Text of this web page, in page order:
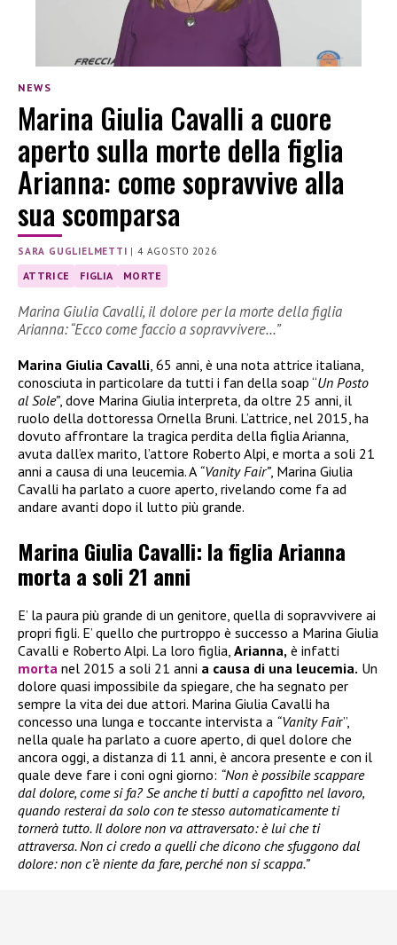
NEWS
Marina Giulia Cavalli a cuore
aperto sulla morte della figlia
Arianna: come sopravvive alla
sua scomparsa
SARA GUGLIELMETTI |4 AGOSTO 2026
ATTRICE FIGLIA MORTE
Marina Giulia Cavalli, il dolore per la morte della figlia
Arianna: “Ecco come faccio a sopravvivere…”
Marina Giulia Cavalli , 65 anni, è una nota attrice italiana,
conosciuta in particolare da tutti i fan della soap “Un Posto
al Sole”, dove Marina Giulia interpreta, da oltre 25 anni, il
ruolo della dottoressa Ornella Bruni. L’attrice, nel 2015, ha
dovuto affrontare la tragica perdita della figlia Arianna,
avuta dall’ex marito, l’attore Roberto Alpi, e morta a soli 21
anni a causa di una leucemia. A “Vanity Fair”, Marina Giulia
Cavalli ha parlato a cuore aperto, rivelando come fa ad
andare avanti dopo il lutto più grande.
Marina Giulia Cavalli: la figlia Arianna
morta a soli 21 anni
E’ la paura più grande di un genitore, quella di sopravvivere ai
propri figli. E’ quello che purtroppo è successo a Marina Giulia
Cavalli e Roberto Alpi. La loro figlia, Arianna, è infatti
morta nel 2015 a soli 21 anni a causa di una leucemia. Un
dolore quasi impossibile da spiegare, che ha segnato per
sempre la vita dei due attori. Marina Giulia Cavalli ha
concesso una lunga e toccante intervista a “Vanity Fair”,
nella quale ha parlato a cuore aperto, di quel dolore che
ancora oggi, a distanza di 11 anni, è ancora presente e con il
quale deve fare i coni ogni giorno: “Non è possibile scappare
dal dolore, come si fa? Se anche ti butti a capofitto nel lavoro,
quando resterai da solo con te stesso automaticamente ti
tornerà tutto. Il dolore non va attraversato: è lui che ti
attraversa. Non ci credo a quelli che dicono che sfuggono dal
dolore: non c’è niente da fare, perché non si scappa.”